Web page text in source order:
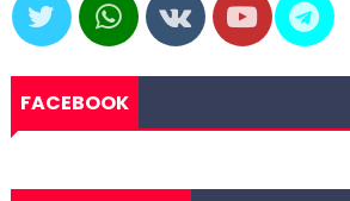
FACEBOOK